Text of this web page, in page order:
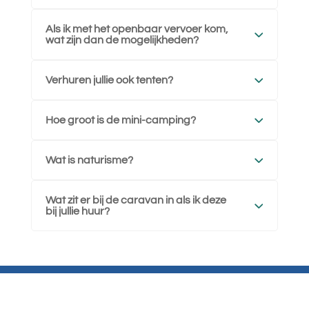
Als ik met het openbaar vervoer kom,
wat zijn dan de mogelijkheden?
Verhuren jullie ook tenten?
Hoe groot is de mini-camping?
Wat is naturisme?
Wat zit er bij de caravan in als ik deze
bij jullie huur?